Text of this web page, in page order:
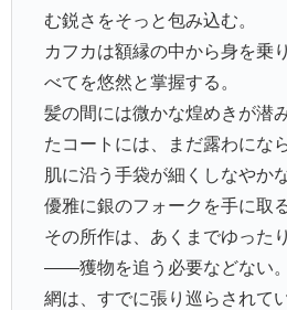
む鋭さをそっと包み込む。
カフカは額縁の中から身を乗
べてを悠然と掌握する。
髪の間には微かな煌めきが潜
たコートには、まだ露わにな
肌に沿う手袋が細くしなやか
優雅に銀のフォークを手に取る
その所作は、あくまでゆった
――獲物を追う必要などない。
網は、すでに張り巡らされて